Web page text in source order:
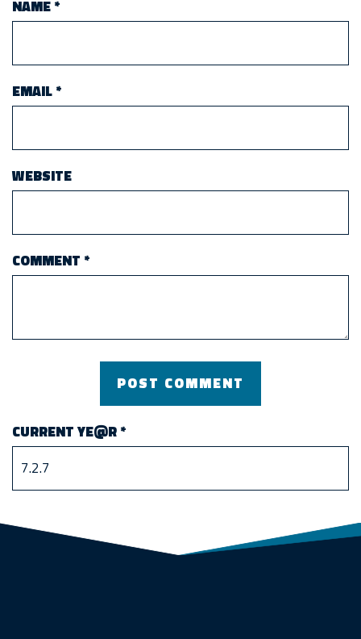
NAME*
EMAIL*
WEBSITE
COMMENT *
CURRENT YE@R*